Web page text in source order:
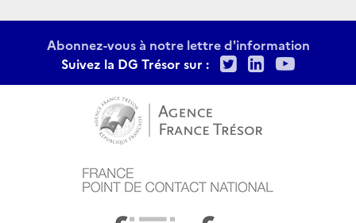
Abonnez-vous à notre lettre d'information
Suivez la DG Trésor sur :
TwitterLinkedIn